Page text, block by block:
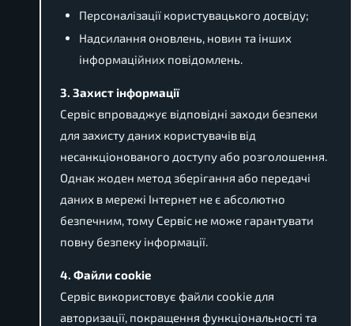
Персоналізації користувацького досвіду;
Надсилання оновлень, новин та інших
інформаційних повідомлень.
3. Захист інформації
Сервіс впроваджує відповідні заходи безпеки
для захисту даних користувачів від
несанкціонованого доступу або розголошення.
Однак жоден метод зберігання або передачі
даних в мережі Інтернет не є абсолютно
безпечним, тому Сервіс не може гарантувати
повну безпеку інформації.
4. Файли cookie
Сервіс використовує файли cookie для
авторизації, покращення функціональності та